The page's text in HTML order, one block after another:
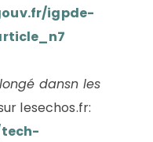
igpde-
dansn les
lesechos.fr: